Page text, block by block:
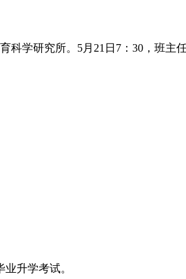
科学研究所。5月21日7：30，班
升学考试。